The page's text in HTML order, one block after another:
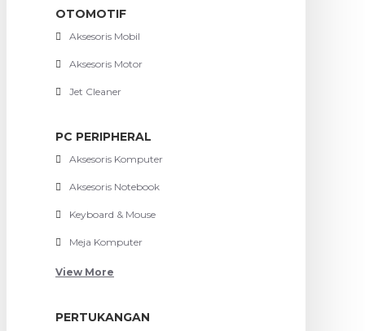
OTOMOTIF
Aksesoris Mobil
Aksesoris Motor
Jet Cleaner
PC PERIPHERAL
Aksesoris Komputer
Aksesoris Notebook
Keyboard & Mouse
Meja Komputer
View More
PERTUKANGAN